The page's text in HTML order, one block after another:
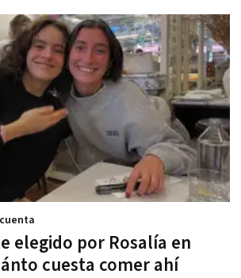
elegido por Rosalía en
cuesta comer ahí